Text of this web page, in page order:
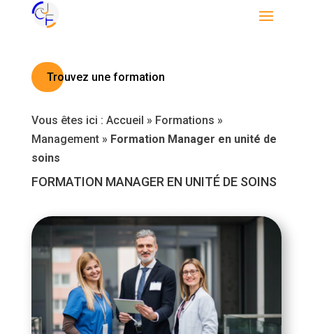
Trouvez une formation
Vous êtes ici : Accueil » Formations »
Management» Formation Manager en unité de
soins
FORMATION MANAGER EN UNITÉ DE SOINS